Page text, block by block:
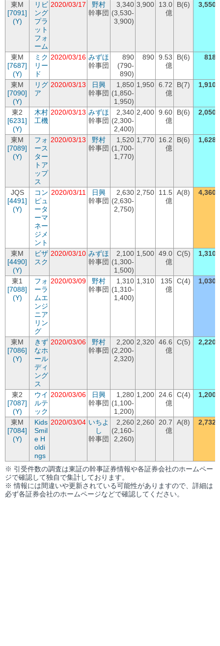
東M
[7091]
(Y)
リビ
ング
プラ
ット
フォ
ーム
2020/03/17
野村
幹事団
3,340
(3,530-
3,900)
3,900
13.0
億
B(6) 3,550
東M
[7687]
(Y)
ミク
リー
ド
2020/03/16 みずほ
幹事団
890
(790-
890)
890 9.53
億
B(6) 818
東M
[7090]
(Y)
リグ
ア
2020/03/13
日興
幹事団
1,850
(1,850-
1,950)
1,950 6.72
億
B(7) 1,910
東2
[6231]
(Y)
木村
工機
2020/03/13 みずほ
幹事団
2,340
(2,300-
2,400)
2,400 9.60
億
B(6) 2,050
東M
[7089]
(Y)
フォ
ース
ター
トア
ップ
ス
2020/03/13
野村
幹事団
1,520
(1,700-
1,770)
1,770
16.2
億
B(6) 1,628
JQS
[4491]
(Y)
コン
ピュ
ータ
ーマ
ネー
ジメ
ント
2020/03/11
日興
幹事団
2,630
(2,630-
2,750)
2,750
11.5
億
A(8) 4,360
東M
[4490]
(Y)
ビザ
スク
2020/03/10 みずほ
幹事団
2,100
(1,300-
1,500)
1,500 49.0
億
C(5) 1,310
東1
[7088]
(Y)
フォ
ーラ
ムエ
ンジ
ニア
リン
グ
2020/03/09
野村
幹事団
1,310
(1,310-
1,400)
1,310
135
億
C(4) 1,030
東M
[7086]
(Y)
きず
なホ
ール
ディ
ング
ス
2020/03/06
野村
幹事団
2,200
(2,200-
2,320)
2,320 46.6
億
C(5) 2,220
東2
[7087]
(Y)
ウイ
ルテ
ック
2020/03/06
日興
幹事団
1,280
(1,100-
1,200)
1,200
24.6
億
C(4) 1,200
東M
[7084]
(Y)
Kids
Smil
e H
oldi
ngs
2020/03/04 いちよ
し
幹事団
2,260
(2,160-
2,260)
2,260
20.7
億
A(8) 2,732
※ 引受件数の調査は東証の幹事証券情報や各証券会社のホームペー
ジで確認して独自で集計しております。
※ 情報には間違いや更新されている可能性がありますので、詳細は
必ず各証券会社のホームページなどで確認してください。